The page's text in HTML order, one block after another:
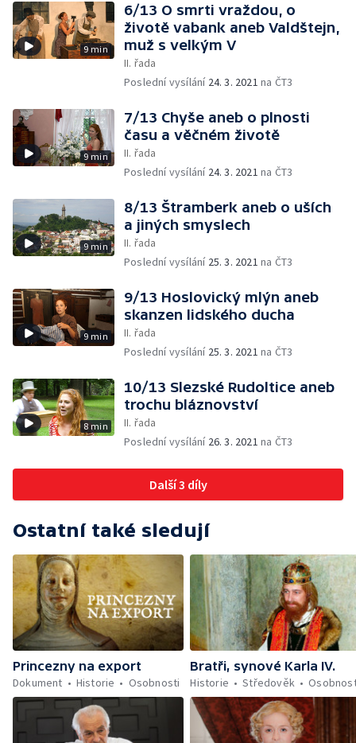
9 min
6/13 O smrti vraždou, o
životě vabank aneb Valdštejn,
muž s velkým V
II. řada
Poslední vysílání 24. 3. 2021 na ČT3
9 min
7/13 Chyše aneb o plnosti
času a věčném životě
II. řada
Poslední vysílání 24. 3. 2021 na ČT3
9 min
8/13 Štramberk aneb o uších
a jiných smyslech
II. řada
Poslední vysílání 25. 3. 2021 na ČT3
9 min
9/13 Hoslovický mlýn aneb
skanzen lidského ducha
II. řada
Poslední vysílání 25. 3. 2021 na ČT3
8 min
10/13 Slezské Rudoltice aneb
trochu bláznovství
II. řada
Poslední vysílání 26. 3. 2021 na ČT3
Další 3 díly
Ostatní také sledují
Princezny na export
Dokument
Historie Osobnosti
Bratři, synové Karla IV.
Historie
Středověk